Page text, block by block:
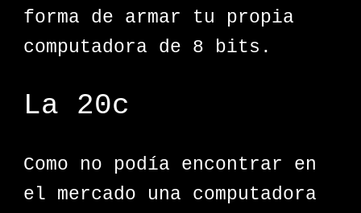
forma de armar tu propia
computadora de 8 bits.
La 20c
Como no podía encontrar en
el mercado una computadora